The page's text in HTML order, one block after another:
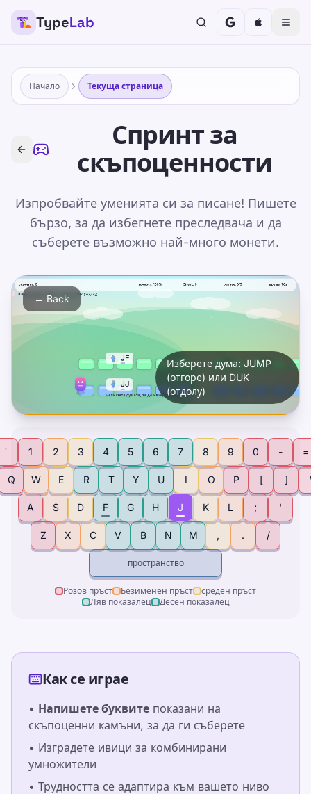
TypeLab
Начало Текуща страница
Спринт за
скъпоценности
Изпробвайте уменията си за писане! Пишете
бързо, за да избегнете преследвача и да
съберете възможно най-много монети.
бягане. Резултат 0, животи 3
← Back
Изберете дума: JUMP
(отгоре) или DUK
(отдолу)
` 1 2 3 4 5 6 7 8 9 0 - =
Q W E R T Y U I O P [ ]
A S D F G H J K L ; '
Z X C V B N M , . /
пространство
Розов пръст Безименен пръст
среден пръст
Ляв показалец
Десен показалец
Как се играе
• Напишете буквите показани на
скъпоценни камъни, за да ги съберете
• Изградете ивици за комбинирани
умножители
• Трудността се адаптира към вашето ниво